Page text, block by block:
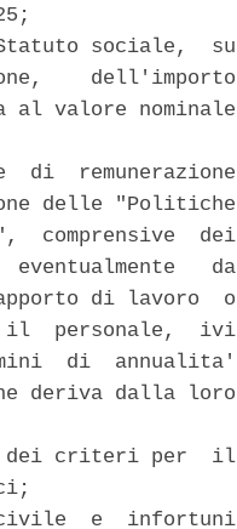
sociale,  su
dell'importo
al valore nominale
di  remunerazione
delle "Politiche
comprensive  dei
da
di lavoro  o
il  personale,  ivi
di  annualita'
deriva dalla loro
criteri per  il
e  infortuni